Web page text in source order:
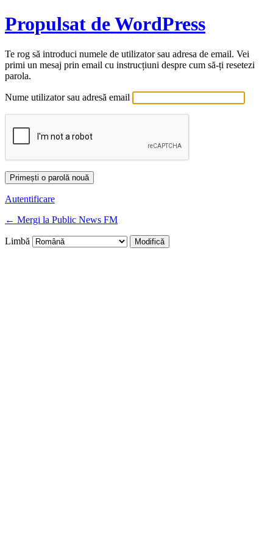
Propulsat de WordPress
Te rog să introduci numele de utilizator sau adresa de email. Vei
primi un mesaj prin email cu instrucțiuni despre cum să-ți resetezi
parola.
Nume utilizator sau adresă email
Autentificare
← Mergi la Public News FM
Limbă